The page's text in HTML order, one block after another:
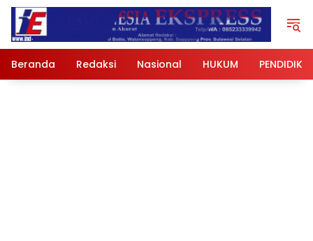
Langsung
konten
Beranda Redaksi Nasional HUKUM